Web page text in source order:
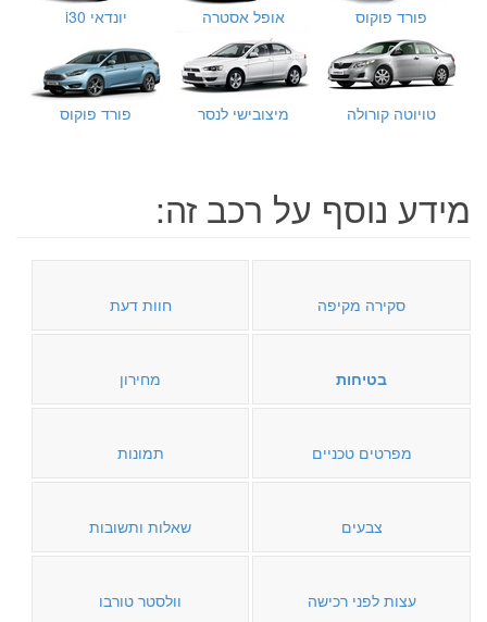
פורד פוקוס אופל אסטרה יונדאי i30
טויוטה קורולה מיצובישי לנסר פורד פוקוס
מידע נוסף על רכב זה:
סקירה מקיפה חוות דעת
בטיחות מחירון
מפרטים טכניים תמונות
צבעים שאלות ותשובות
עצות לפני רכישה וולסטר טורבו